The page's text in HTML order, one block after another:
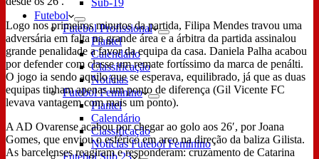
Sub-19
Futebol
Futebol Profissional
Plantel
Calendário
Classificação
Notícias
Futebol Feminino
Plantel
Calendário
Classificação
Notícias Futebol Feminino
Futebol Sub 23
Logo nos primeiros minutos da partida, Filipa Mendes travou uma
adversária em falta na grande área e a árbitra da partida assinalou
grande penalidade a favor da equipa da casa. Daniela Palha acabou
por defender com classe um remate fortíssimo da marca de penálti.
O jogo ia sendo aquilo que se esperava, equilibrado, já que as duas
equipas tinham apenas um ponto de diferença (Gil Vicente FC
levava vantagem com mais um ponto).
A AD Ovarense acabou por chegar ao golo aos 26′, por Joana
Gomes, que enviou o esférico em arco na direção da baliza Gilista.
As barcelenses reagiram e responderam: cruzamento de Catarina